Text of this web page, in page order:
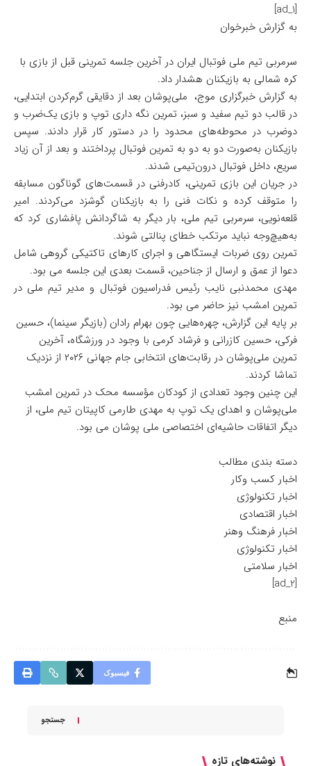
[ad_1]
به گزارش خبرخوان
سرمربی تیم ملی فوتبال ایران در آخرین جلسه تمرینی قبل از بازی با
کره شمالی به بازیکنان هشدار داد.
به گزارش خبرگزاری موج، ملی‌پوشان بعد از دقایقی گرم‌کردن ابتدایی،
در قالب دو تیم سفید و سبز، تمرین نگه داری توپ و بازی یک‌ضرب و
دوضرب در محوطه‌های محدود را در دستور کار قرار دادند. سپس
بازیکنان به‌صورت دو به دو به تمرین فوتبال پرداختند و بعد از آن زیاد
سریع، داخل فوتبال درون‌تیمی شدند.
‌در جریان این بازی تمرینی، کادرفنی در قسمت‌های گوناگون مسابقه
را متوقف کرده و نکات فنی را به بازیکنان گوشزد می‌کردند. امیر
قلعه‌نویی، سرمربی تیم ملی، بار دیگر به شاگردانش پافشاری کرد که
به‌هیچ‌وجه نباید مرتکب خطای پنالتی شوند.
تمرین روی ضربات ایستگاهی و اجرای کارهای تاکتیکی گروهی شامل
دعوا از عمق و ارسال از جناحین، قسمت بعدی این جلسه می بود.
مهدی محمدنبی نایب رئیس فدراسیون فوتبال و مدیر تیم ملی در
تمرین امشب نیز حاضر می بود.
بر پایه این گزارش، چهره‌هایی چون بهرام رادان (بازیگر سینما)، حسین
فرکی، حسین کازرانی و فرشاد کرمی با وجود در ورزشگاه، آخرین
تمرین ملی‌پوشان در رقابت‌های انتخابی جام جهانی ۲۰۲۶ از نزدیک
تماشا کردند.
این چنین وجود تعدادی از کودکان مؤسسه محک در تمرین امشب
ملی‌پوشان و اهدای یک توپ به مهدی طارمی کاپیتان تیم ملی، از
دیگر اتفاقات حاشیه‌ای اختصاصی ملی پوشان می بود.
دسته بندی مطالب
اخبار کسب وکار
اخبار تکنولوژی
اخبار اقتصادی
اخبار فرهنگ وهنر
اخبار تکنولوژی
اخبار سلامتی
[ad_2]
منبع
فیسبوک
جستجو
نوشته‌های تازه